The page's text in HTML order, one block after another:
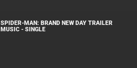
SPIDER-MAN: BRAND NEW DAY TRAILER
MUSIC - SINGLE